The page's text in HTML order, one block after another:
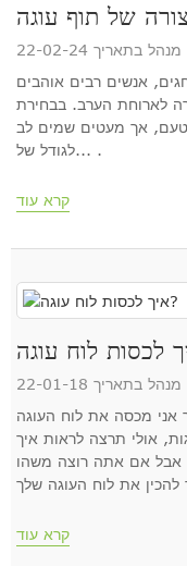
בתאריך 22-02-24
אנשים רבים אוהבים
לארוחת הערב. בבחירת
אך מעטים שמים לב
לגודל של... .
קרא עוד
בתאריך 22-01-18
אני מכסה את לוח העוגה
אולי תרצה לראות איך
אבל אם אתה רוצה משהו
קרא עוד